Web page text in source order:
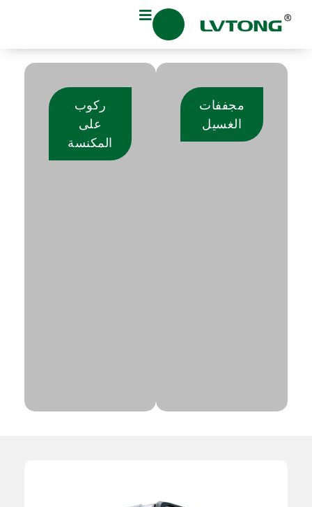
مجففات
الغسيل
ركوب
على
المكنسة